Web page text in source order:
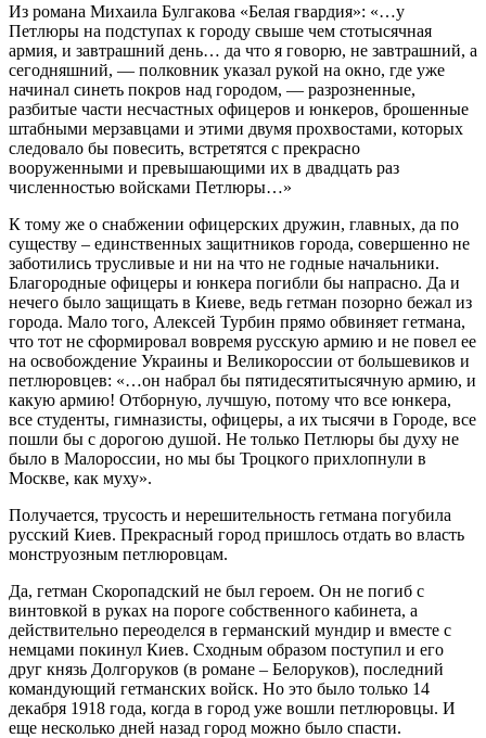
Из романа Михаила Булгакова «Белая гвардия»: «…у
Петлюры на подступах к городу свыше чем стотысячная
армия, и завтрашний день… да что я говорю, не завтрашний, а
сегодняшний, — полковник указал рукой на окно, где уже
начинал синеть покров над городом, — разрозненные,
разбитые части несчастных офицеров и юнкеров, брошенные
штабными мерзавцами и этими двумя прохвостами, которых
следовало бы повесить, встретятся с прекрасно
вооруженными и превышающими их в двадцать раз
численностью войсками Петлюры…»
К тому же о снабжении офицерских дружин, главных, да по
существу – единственных защитников города, совершенно не
заботились трусливые и ни на что не годные начальники.
Благородные офицеры и юнкера погибли бы напрасно. Да и
нечего было защищать в Киеве, ведь гетман позорно бежал из
города. Мало того, Алексей Турбин прямо обвиняет гетмана,
что тот не сформировал вовремя русскую армию и не повел ее
на освобождение Украины и Великороссии от большевиков и
петлюровцев: «…он набрал бы пятидесятитысячную армию, и
какую армию! Отборную, лучшую, потому что все юнкера,
все студенты, гимназисты, офицеры, а их тысячи в Городе, все
пошли бы с дорогою душой. Не только Петлюры бы духу не
было в Малороссии, но мы бы Троцкого прихлопнули в
Москве, как муху».
Получается, трусость и нерешительность гетмана погубила
русский Киев. Прекрасный город пришлось отдать во власть
монструозным петлюровцам.
Да, гетман Скоропадский не был героем. Он не погиб с
винтовкой в руках на пороге собственного кабинета, а
действительно переоделся в германский мундир и вместе с
немцами покинул Киев. Сходным образом поступил и его
друг князь Долгоруков (в романе – Белоруков), последний
командующий гетманских войск. Но это было только 14
декабря 1918 года, когда в город уже вошли петлюровцы. И
еще несколько дней назад город можно было спасти.